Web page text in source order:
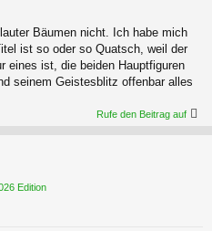
Bäumen nicht. Ich habe mich
ist so oder so Quatsch, weil der
eines ist, die beiden Hauptfiguren
seinem Geistesblitz offenbar alles
Rufe den Beitrag auf
Edition